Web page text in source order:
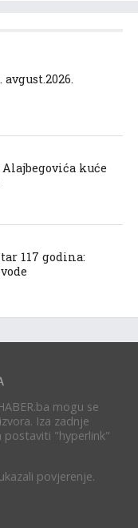
kuće
117 godina:
mogu se
Iza zadnje
postaviti "hyperlink"
povjerenje.